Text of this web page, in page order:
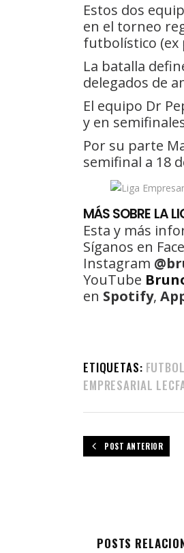
Estos dos
en el torneo
futbolístico (ex
La batalla
delegados de
El equipo Dr
y en
Por su parte
semifinal a 18
MÁSSOBRE LA
Esta y más
Síganos en
Instagram
YouTube
en Spotify,
ETIQUETAS:
EMPRESARIAL
POST ANTERIOR
POSTS